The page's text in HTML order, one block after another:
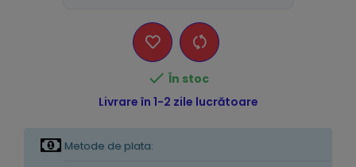
 În stoc
Livrare în 1-2 zile lucrătoare
Metode de plata: